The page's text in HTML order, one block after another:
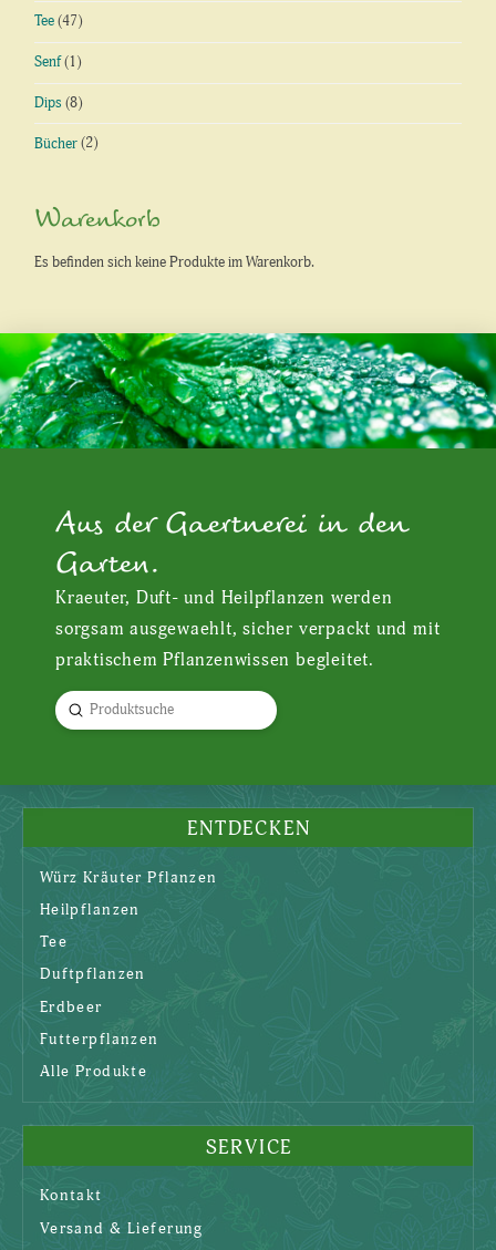
Tee (47)
Senf(1)
Dips (8)
Bücher (2)
Warenkorb
Es befinden sich keine Produkte im Warenkorb.
Aus der Gaertnerei in den
Garten.
Kraeuter, Duft- und Heilpflanzen werden
sorgsam ausgewaehlt, sicher verpackt und mit
praktischem Pflanzenwissen begleitet.
Search
Submit
ENTDECKEN
Würz Kräuter Pflanzen
Heilpflanzen
Tee
Duftpflanzen
Erdbeer
Futterpflanzen
Alle Produkte
SERVICE
Kontakt
Versand & Lieferung